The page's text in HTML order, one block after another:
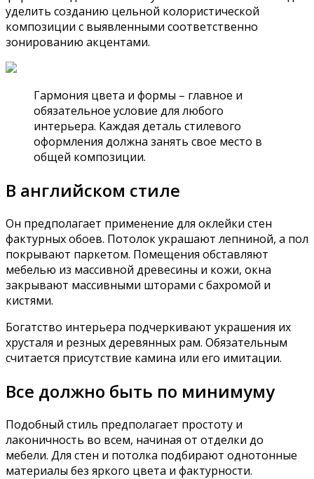
уделить созданию цельной колористической
композиции с выявленными соответственно
зонированию акцентами.
Гармония цвета и формы – главное и
обязательное условие для любого
интерьера. Каждая деталь стилевого
оформления должна занять свое место в
общей композиции.
В английском стиле
Он предполагает применение для оклейки стен
фактурных обоев. Потолок украшают лепниной, а пол
покрывают паркетом. Помещения обставляют
мебелью из массивной древесины и кожи, окна
закрывают массивными шторами с бахромой и
кистями.
Богатство интерьера подчеркивают украшения их
хрусталя и резных деревянных рам. Обязательным
считается присутствие камина или его имитации.
Все должно быть по минимуму
Подобный стиль предполагает простоту и
лаконичность во всем, начиная от отделки до
мебели. Для стен и потолка подбирают однотонные
материалы без яркого цвета и фактурности.